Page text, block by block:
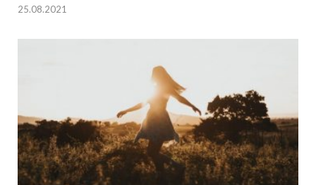
25.08.2021